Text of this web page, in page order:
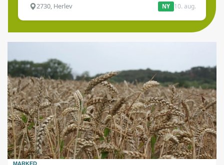
2730, Herlev NY 10. aug.
MARKED